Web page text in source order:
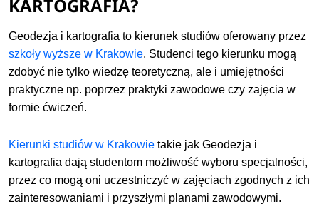
KARTOGRAFIA?
Geodezja i kartografia to kierunek studiów oferowany przez
szkoły wyższe w Krakowie. Studenci tego kierunku mogą
zdobyć nie tylko wiedzę teoretyczną, ale i umiejętności
praktyczne np. poprzez praktyki zawodowe czy zajęcia w
formie ćwiczeń.
Kierunki studiów w Krakowie takie jak Geodezja i
kartografia dają studentom możliwość wyboru specjalności,
przez co mogą oni uczestniczyć w zajęciach zgodnych z ich
zainteresowaniami i przyszłymi planami zawodowymi.